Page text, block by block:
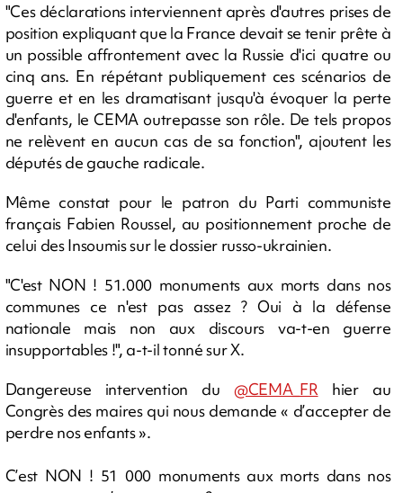
"Ces déclarations interviennent après d'autres prises de
position expliquant que la France devait se tenir prête à
un possible affrontement avec la Russie d'ici quatre ou
cinq ans. En répétant publiquement ces scénarios de
guerre et en les dramatisant jusqu'à évoquer la perte
d'enfants, le CEMA outrepasse son rôle. De tels propos
ne relèvent en aucun cas de sa fonction", ajoutent les
députés de gauche radicale.
Même constat pour le patron du Parti communiste
français Fabien Roussel, au positionnement proche de
celui des Insoumis sur le dossier russo-ukrainien.
"C'est NON ! 51.000 monuments aux morts dans nos
communes ce n'est pas assez ? Oui à la défense
nationale mais non aux discours va-t-en guerre
insupportables !", a-t-il tonné sur X.
Dangereuse intervention du@CEMA_FRhier au
Congrès des maires qui nous demande « d’accepter de
perdre nos enfants ».
C’est NON ! 51 000 monuments aux morts dans nos